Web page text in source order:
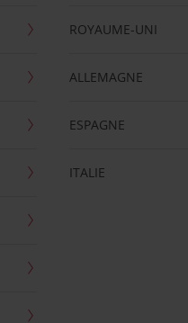
ROYAUME-UNI
ALLEMAGNE
ESPAGNE
ITALIE